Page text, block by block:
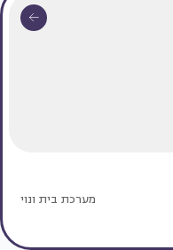
מערכת בית ונוי